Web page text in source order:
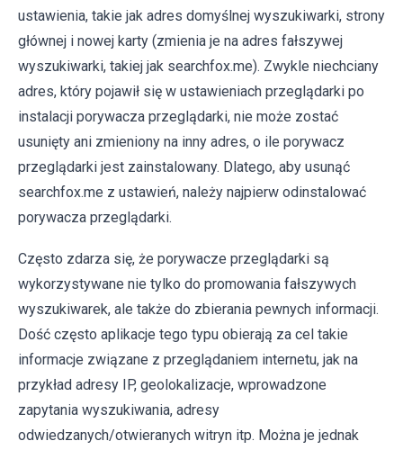
ustawienia, takie jak adres domyślnej wyszukiwarki, strony
głównej i nowej karty (zmienia je na adres fałszywej
wyszukiwarki, takiej jak searchfox.me). Zwykle niechciany
adres, który pojawił się w ustawieniach przeglądarki po
instalacji porywacza przeglądarki, nie może zostać
usunięty ani zmieniony na inny adres, o ile porywacz
przeglądarki jest zainstalowany. Dlatego, aby usunąć
searchfox.me z ustawień, należy najpierw odinstalować
porywacza przeglądarki.
Często zdarza się, że porywacze przeglądarki są
wykorzystywane nie tylko do promowania fałszywych
wyszukiwarek, ale także do zbierania pewnych informacji.
Dość często aplikacje tego typu obierają za cel takie
informacje związane z przeglądaniem internetu, jak na
przykład adresy IP, geolokalizacje, wprowadzone
zapytania wyszukiwania, adresy
odwiedzanych/otwieranych witryn itp. Można je jednak